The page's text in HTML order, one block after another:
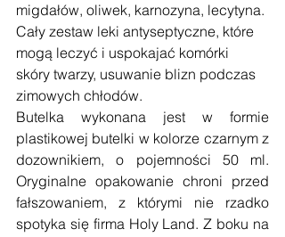
migdałów, oliwek, karnozyna, lecytyna.
Cały zestaw leki antyseptyczne, które
mogą leczyć i uspokajać komórki
skóry twarzy, usuwanie blizn podczas
zimowych chłodów.
Butelka wykonana jest w formie
plastikowej butelki w kolorze czarnym z
dozownikiem, o pojemności 50 ml.
Oryginalne opakowanie chroni przed
fałszowaniem, z którymi nie rzadko
spotyka się firma Holy Land. Z boku na